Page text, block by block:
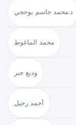
د.محمد جاسم بوحجي
محمد الماغوط
وديع جبر
أحمد رحيل